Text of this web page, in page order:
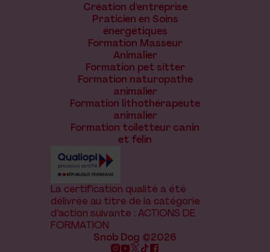
Création d'entreprise
Praticien en Soins
énergétiques
Formation Masseur
Animalier
Formation pet sitter
Formation naturopathe
animalier
Formation lithothérapeute
animalier
Formation toiletteur canin
et félin
La certification qualité a été
délivrée au titre de la catégorie
d’action suivante : ACTIONS DE
FORMATION
Snob Dog ©2026